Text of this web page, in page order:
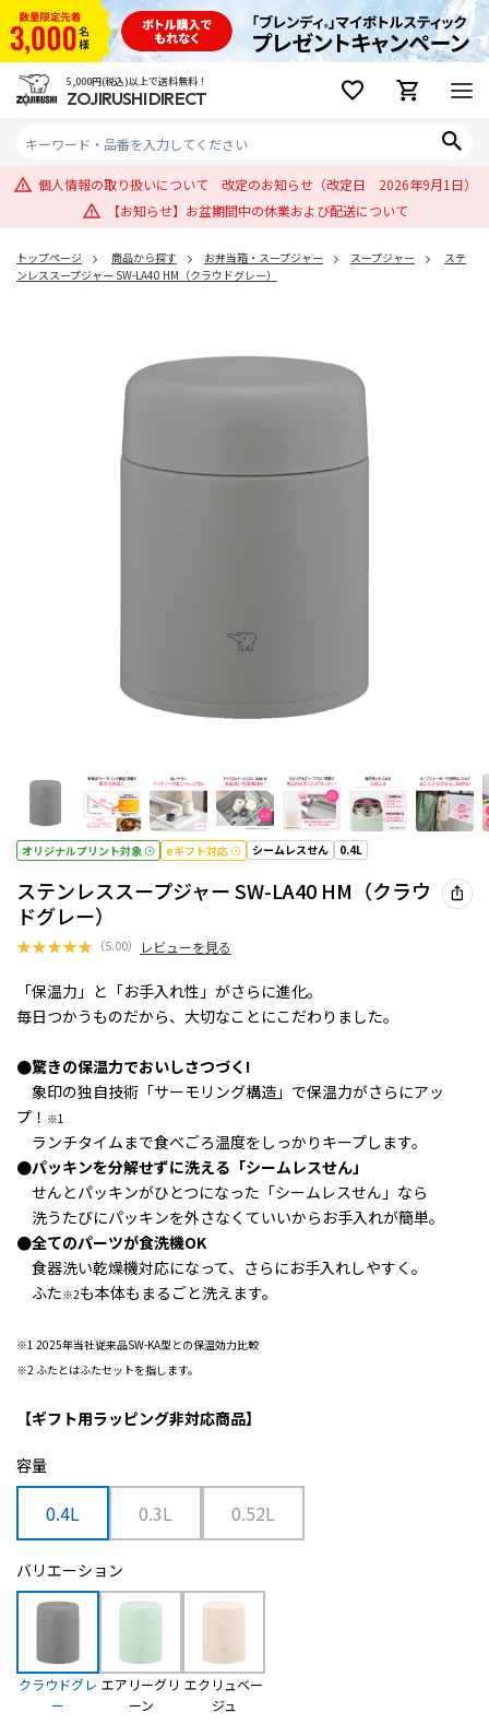
5,000円(税込)以上で送料無料！
ZOJIRUSHI DIRECT
個人情報の取り扱いについて 改定のお知らせ（改定日 2026年9月1日）
【お知らせ】お盆期間中の休業および配送について
トップページ 商品から探す お弁当箱・スープジャー スープジャー
ステ
ンレススープジャー SW-LA40 HM（クラウドグレー）
オリジナルプリント対象 eギフト対応 シームレスせん 0.4L
ステンレススープジャー SW-LA40 HM（クラウ
ドグレー）
★★★★★ （5.00） レビューを見る
「保温力」と「お手入れ性」がさらに進化。
毎日つかうものだから、大切なことにこだわりました。
●驚きの保温力でおいしさつづく!
象印の独自技術「サーモリング構造」で保温力がさらにアッ
プ！ ※1
ランチタイムまで食べごろ温度をしっかりキープします。
●パッキンを分解せずに洗える「シームレスせん」
せんとパッキンがひとつになった「シームレスせん」なら
洗うたびにパッキンを外さなくていいからお手入れが簡単。
●全てのパーツが食洗機OK
食器洗い乾燥機対応になって、さらにお手入れしやすく。
ふた※2も本体もまるごと洗えます。
※1 2025年当社従来品SW-KA型との保温効力比較
※2 ふたとはふたセットを指します。
【ギフト用ラッピング非対応商品】
容量
0.4L 0.3L 0.52L
バリエーション
クラウドグレ
ー
エアリーグリ
ーン
エクリュベー
ジュ